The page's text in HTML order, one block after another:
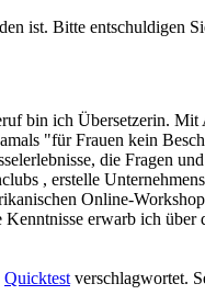
ist. Bitte
bin ich Übersetzerin.
"für Frauen kein
die Fragen
, erstelle
Online-
erwarb ich
Quicktest verschlagwortet.